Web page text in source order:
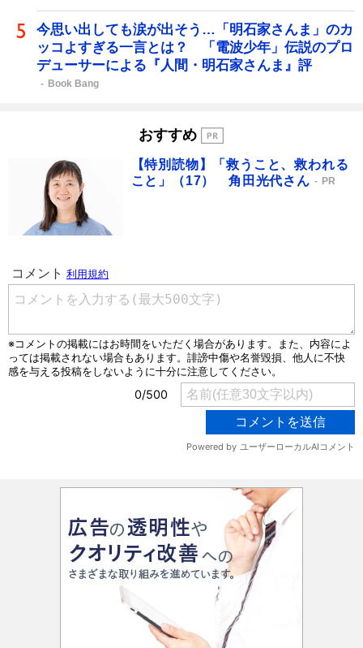
今思い出しても涙が出そう…「明石家さんま」のカ
ッコよすぎる一言とは？ 「電波少年」伝説のプロ
デューサーによる『人間・明石家さんま』評
Book Bang
おすすめ
【特別読物】「救うこと、救われる
こと」（17） 角田光代さん
PR